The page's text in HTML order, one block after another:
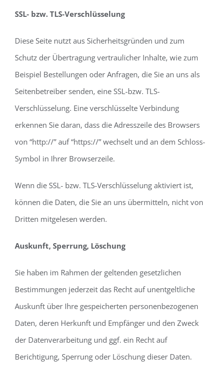
SSL- bzw. TLS-Verschlüsselung
Diese Seite nutzt aus Sicherheitsgründen und zum
Schutz der Übertragung vertraulicher Inhalte, wie zum
Beispiel Bestellungen oder Anfragen, die Sie an uns als
Seitenbetreiber senden, eine SSL-bzw. TLS-
Verschlüsselung. Eine verschlüsselte Verbindung
erkennen Sie daran, dass die Adresszeile des Browsers
von “http://” auf “https://” wechselt und an dem Schloss-
Symbol in Ihrer Browserzeile.
Wenn die SSL- bzw. TLS-Verschlüsselung aktiviert ist,
können die Daten, die Sie an uns übermitteln, nicht von
Dritten mitgelesen werden.
Auskunft, Sperrung, Löschung
Sie haben im Rahmen der geltenden gesetzlichen
Bestimmungen jederzeit das Recht auf unentgeltliche
Auskunft über Ihre gespeicherten personenbezogenen
Daten, deren Herkunft und Empfänger und den Zweck
der Datenverarbeitung und ggf. ein Recht auf
Berichtigung, Sperrung oder Löschung dieser Daten.